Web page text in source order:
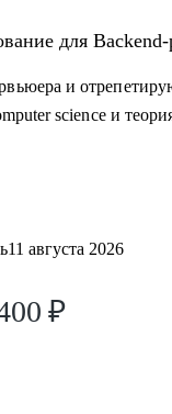
для
и
science и
11 августа 2026
₽